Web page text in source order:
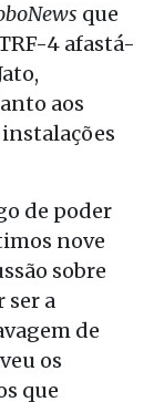
que
4 afastá-
aos
de poder
nove
sobre
ser a
de
os
que